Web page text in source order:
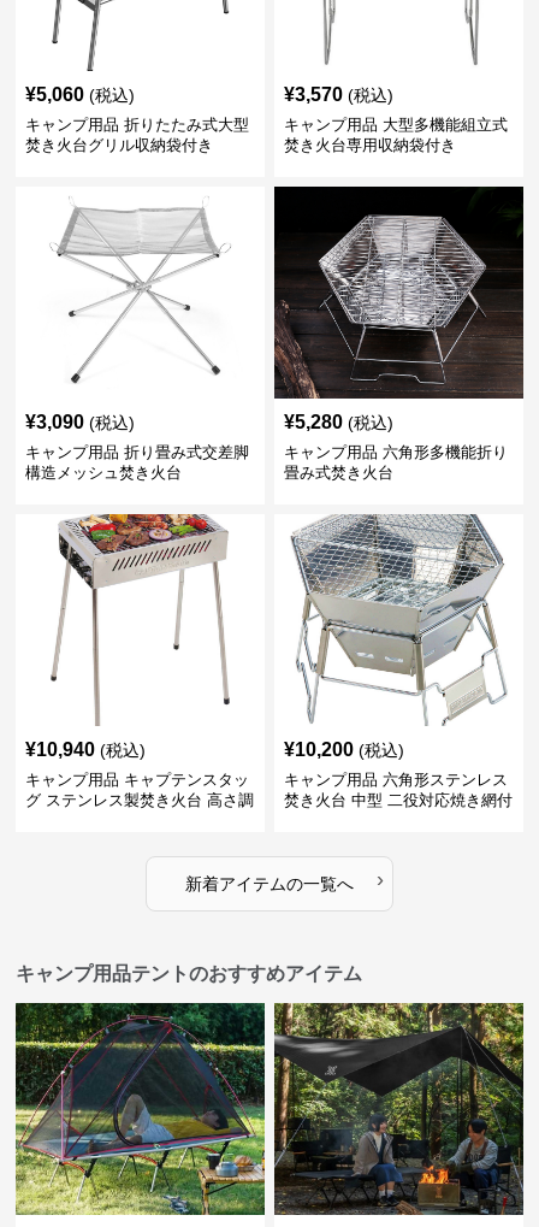
¥5,060 (税込)
キャンプ用品 折りたたみ式大型
焚き火台グリル収納袋付き
¥3,570 (税込)
キャンプ用品 大型多機能組立式
焚き火台専用収納袋付き
¥3,090 (税込)
キャンプ用品 折り畳み式交差脚
構造メッシュ焚き火台
¥5,280 (税込)
キャンプ用品 六角形多機能折り
畳み式焚き火台
¥10,940 (税込)
キャンプ用品 キャプテンスタッ
グ ステンレス製焚き火台 高さ調
¥10,200 (税込)
キャンプ用品 六角形ステンレス
焚き火台 中型 二役対応焼き網付
新着アイテムの一覧へ ›
キャンプ用品テントのおすすめアイテム